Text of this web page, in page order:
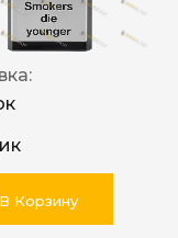
В Корзину